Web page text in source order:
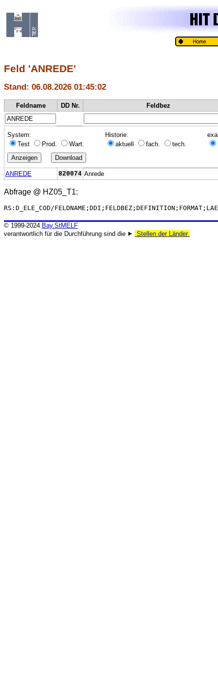
Feld 'ANREDE'
Stand: 06.08.2026 01:45:02
Feldname DD Nr. Feldbez
System:
Test
Prod. Wart.
Historie:
aktuell
fach. tech.
ANREDE 820074 Anrede
Abfrage @ HZ05_T1:
RS:D_ELE_COD/
© 1999-2024 Bay.StMELF
verantwortlich für die Durchführung sind die ⯈
Stellen der Länder